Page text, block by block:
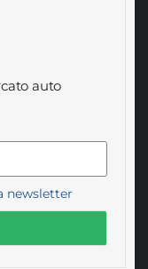
auto
newsletter